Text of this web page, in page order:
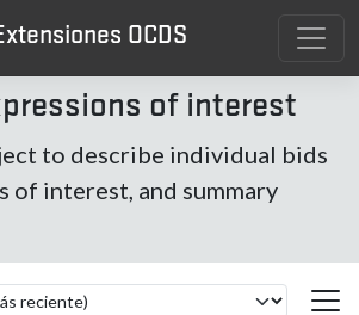
OCDS
of interest
to describe individual bids
of interest, and summary